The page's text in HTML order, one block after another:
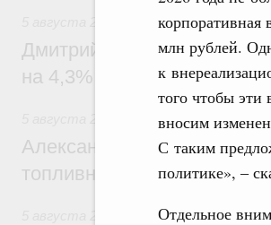
корпоративная
млн рублей.
к
того чтобы
вносим
С таким
политике», ‒
Отдельное
Внутренний и
Дмитрий Чернышенко:
на 4,3%, въездной – на
Оборот бензина и
Александр Новак провёл
топливном рынке
Жилищная политика,